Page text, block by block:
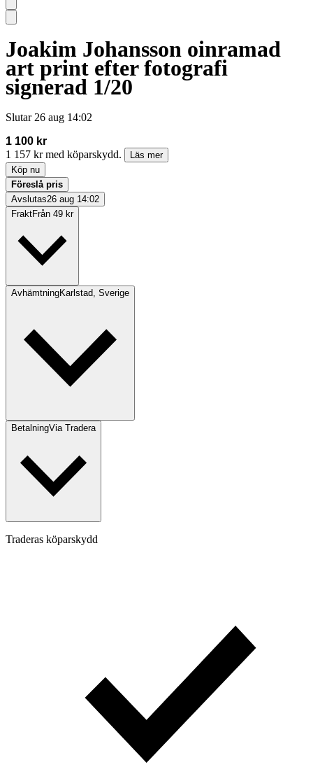
Joakim Johansson oinramad
art print efter fotografi
signerad 1/20
Slutar 26 aug 14:02
1 100 kr
1 157 kr med köparskydd.
Läs mer
Köp nu
Föreslå pris
Avslutas26 aug 14:02
FraktFrån 49 kr
AvhämtningKarlstad, Sverige
BetalningVia Tradera
Traderas köparskydd